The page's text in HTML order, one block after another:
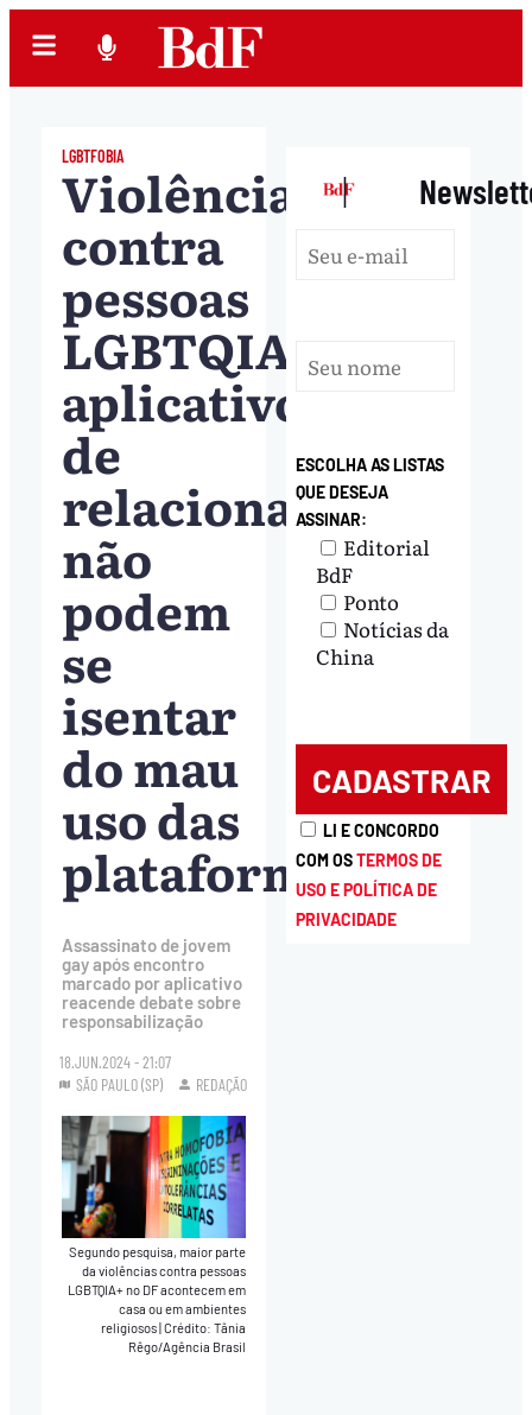
LGBTFOBIA
Violência
contra
pessoas
LGBTQIA+:
aplicativos
de
relacionamento
não
podem
se
isentar
do mau
uso das
plataformas
Assassinato de jovem
gay após encontro
marcado por aplicativo
reacende debate sobre
responsabilização
18.JUN.2024 - 21:07
SÃO PAULO (SP)
REDAÇÃO
Segundo pesquisa, maior parte
da violências contra pessoas
LGBTQIA+ no DF acontecem em
casa ou em ambientes
religiosos Crédito: Tânia
Rêgo/Agência Brasil
|
ESCOLHA AS LISTAS
QUE DESEJA
ASSINAR:
Editorial
BdF
Ponto
Notícias da
China
LI E CONCORDO
COM OSTERMOS DE
USO E POLÍTICA DE
PRIVACIDADE